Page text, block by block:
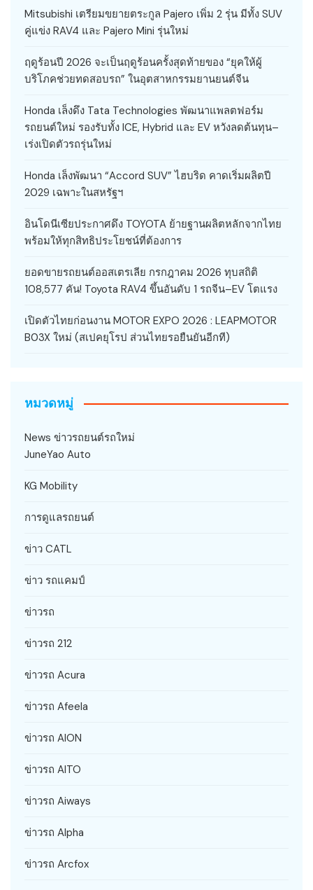
Mitsubishi เตรียมขยายตระกูล Pajero เพิ่ม 2 รุ่น มีทั้ง SUV
คู่แข่ง RAV4 และ Pajero Mini รุ่นใหม่
ฤดูร้อนปี 2026 จะเป็นฤดูร้อนครั้งสุดท้ายของ “ยุคให้ผู้
บริโภคช่วยทดสอบรถ” ในอุตสาหกรรมยานยนต์จีน
Honda เล็งดึง Tata Technologies พัฒนาแพลตฟอร์ม
รถยนต์ใหม่ รองรับทั้ง ICE, Hybrid และ EV หวังลดต้นทุน–
เร่งเปิดตัวรถรุ่นใหม่
Honda เล็งพัฒนา “Accord SUV” ไฮบริด คาดเริ่มผลิตปี
2029 เฉพาะในสหรัฐฯ
อินโดนีเซียประกาศดึง TOYOTA ย้ายฐานผลิตหลักจากไทย
พร้อมให้ทุกสิทธิประโยชน์ที่ต้องการ
ยอดขายรถยนต์ออสเตรเลีย กรกฎาคม 2026 ทุบสถิติ
108,577 คัน! Toyota RAV4 ขึ้นอันดับ 1 รถจีน–EV โตแรง
เปิดตัวไทยก่อนงาน MOTOR EXPO 2026 : LEAPMOTOR
B03X ใหม่ (สเปคยุโรป ส่วนไทยรอยืนยันอีกที)
หมวดหมู่
News ข่าวรถยนต์รถใหม่
JuneYao Auto
KG Mobility
การดูแลรถยนต์
ข่าว CATL
ข่าว รถแคมป์
ข่าวรถ
ข่าวรถ 212
ข่าวรถ Acura
ข่าวรถ Afeela
ข่าวรถ AION
ข่าวรถ AITO
ข่าวรถ Aiways
ข่าวรถ Alpha
ข่าวรถ Arcfox